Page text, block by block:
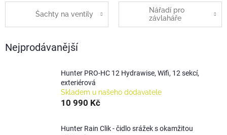
Šachty na ventily
Nářadí pro
závlaháře
Nejprodávanější
Hunter PRO-HC 12 Hydrawise, Wifi, 12 sekcí,
exteriérová
Skladem u našeho dodavatele
10 990 Kč
Hunter Rain Clik - čidlo srážek s okamžitou